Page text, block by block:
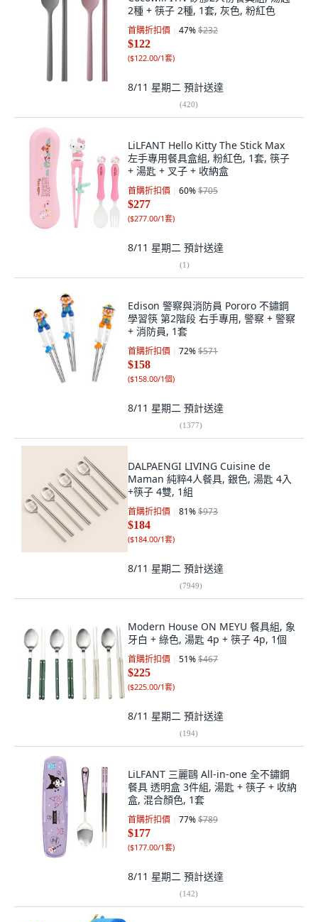
2種 + 筷子 2種, 1套, 灰色, 粉紅色
首購折扣價 47%$232
$122
($122.00/1套)
8/11 星期二 預計送達
(420)
LiLFANT Hello Kitty The Stick Max
左手專用餐具盒組, 粉紅色, 1套, 筷子
+ 湯匙 + 叉子 + 收納盒
首購折扣價 60%$705
$277
($277.00/1套)
8/11 星期二 預計送達
(1)
Edison 警察與消防員 Pororo 不鏽鋼
學習筷 第2階段 右手專用, 警察 + 警察
+ 消防員, 1套
首購折扣價 72%$571
$158
($158.00/1個)
8/11 星期二 預計送達
(1377)
DALPAENGI LIVING Cuisine de
Maman 純粹4人餐具, 銀色, 湯匙 4入
+筷子 4雙, 1組
首購折扣價 81%$973
$184
($184.00/1套)
8/11 星期二 預計送達
(7949)
Modern House ON MEYU 餐具組, 象
牙白 + 綠色, 湯匙 4p + 筷子 4p, 1個
首購折扣價 51%$467
$225
($225.00/1套)
8/11 星期二 預計送達
(194)
LiLFANT 三麗鷗 All-in-one 全不鏽鋼
餐具 透明盒 3件組, 湯匙 + 筷子 + 收納
盒, 混合顏色, 1套
首購折扣價 77%$789
$177
($177.00/1套)
8/11 星期二 預計送達
(142)